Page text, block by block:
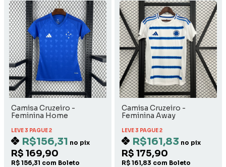
Camisa Cruzeiro -
Feminina Home
LEVE 3 PAGUE 2
R$156,31 no pix
R$ 169,90
R$ 156,31 com Boleto
Camisa Cruzeiro -
Feminina Away
LEVE 3 PAGUE 2
R$161,83 no pix
R$ 175,90
R$ 161,83 com Boleto